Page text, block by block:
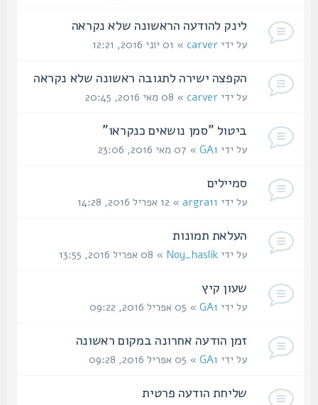
לינק להודעה הראשונה שלא נקראה
על ידיcarver» 01 יוני 2016, 12:21
הקפצה ישירה לתגובה ראשונה שלא נקראה
על ידיcarver» 08 מאי 2016, 20:45
ביטול "סמן נושאים כנקראו"
על ידיGA1 » 07 מאי 2016, 23:06
סמיילים
על ידיargra11» 12 אפריל 2016, 14:28
העלאת תמונות
על ידיNoy_haslik» 08 אפריל 2016, 13:55
שעון קיץ
על ידיGA1 » 05 אפריל 2016, 09:22
זמן הודעה אחרונה במקום ראשונה
על ידיGA1 » 05 אפריל 2016, 09:28
שליחת הודעה פרטית